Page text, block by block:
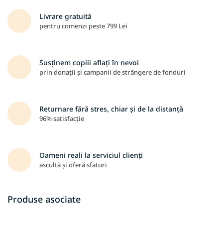
Livrare gratuită
pentru comenzi peste 799 Lei
Susținem copiii aflați în nevoi
prin donații și campanii de strângere de fonduri
Returnare fără stres, chiar și de la distanță
96% satisfacție
Oameni reali la serviciul clienți
ascultă și oferă sfaturi
Produse asociate